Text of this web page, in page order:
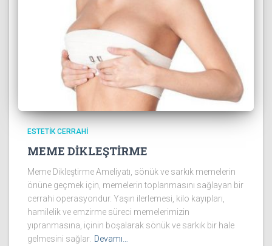
ESTETIK CERRAHI
MEME DİKLEŞTİRME
Meme Dikleştirme Ameliyatı, sönük ve sarkık memelerin
önüne geçmek için, memelerin toplanmasını sağlayan bir
cerrahi operasyondur. Yaşın ilerlemesi, kilo kayıpları,
hamilelik ve emzirme süreci memelerimizin
yıpranmasına, içinin boşalarak sönük ve sarkık bir hale
gelmesini sağlar. Devamı…